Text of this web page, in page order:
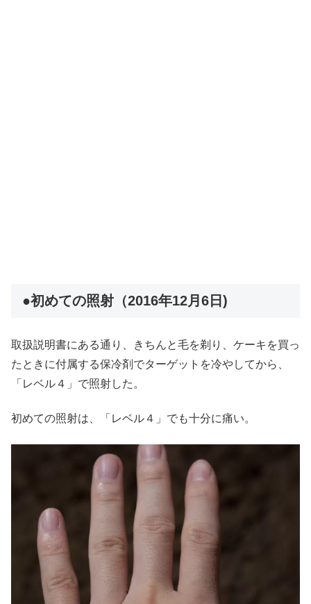
●初めての照射（2016年12月6日)
取扱説明書にある通り、きちんと毛を剃り、ケーキを買っ
たときに付属する保冷剤でターゲットを冷やしてから、
「レベル４」で照射した。
初めての照射は、「レベル４」でも十分に痛い。